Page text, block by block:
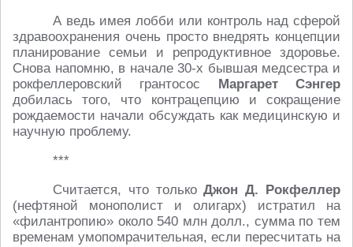
А ведь имея лобби или контроль над сферой
здравоохранения очень просто внедрять концепции
планирование семьи и репродуктивное здоровье.
Снова напомню, в начале 30-х бывшая медсестра и
рокфеллеровский грантосос Маргарет Сэнгер
добилась того, что контрацепцию и сокращение
рождаемости начали обсуждать как медицинскую и
научную проблему.
***
Считается, что толькоДжон Д. Рокфеллер
(нефтяной монополист и олигарх) истратил на
«филантропию» около 540 млн долл., сумма по тем
временам умопомрачительная, если пересчитать на